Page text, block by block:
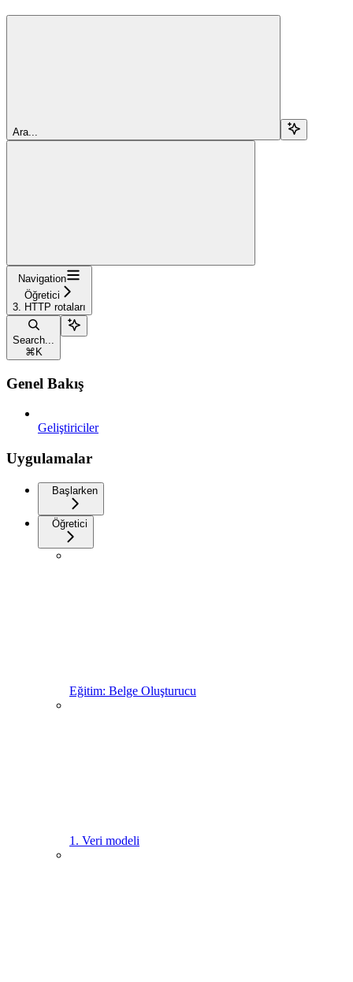
Ara...
Navigation
Öğretici
3. HTTP rotaları
Search...
⌘ K
Genel Bakış
Geliştiriciler
Uygulamalar
Başlarken
Öğretici
Eğitim: Belge Oluşturucu
1. Veri modeli